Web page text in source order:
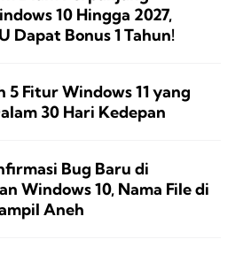
10 Hingga 2027,
Dapat Bonus 1 Tahun!
5 Fitur Windows 11 yang
30 Hari Kedepan
Bug Baru di
Windows 10, Nama File di
Aneh